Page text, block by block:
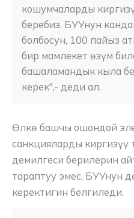
кошумчаларды
беребиз. БУУнун
болбосун, 100 пайыз
бир мамлекет өзүм
башаламандык кыла
керек",- деди ал.
Өлкө башчы ошондой
санкцияларды киргизүү
демилгеси берилерин
тараптуу эмес, БУУнун
керектигин белгиледи.